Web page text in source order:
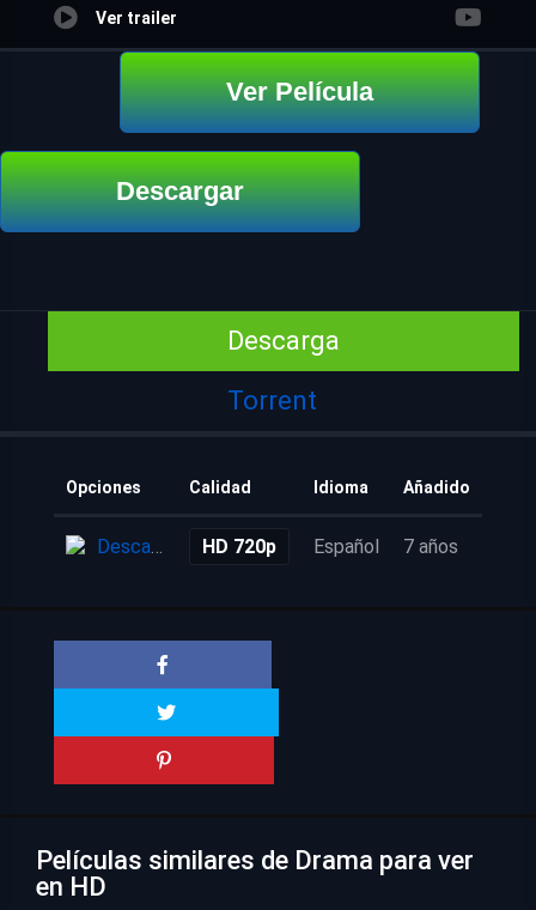
Ver trailer
Ver Película
Descargar
Descarga
Torrent
Opciones Calidad Idioma Añadido
Descarga HD 720p Español 7 años
Películas similares de Drama para ver
en HD